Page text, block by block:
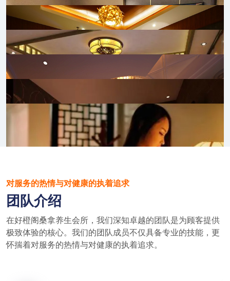
对服务的热情与对健康的执着追求
团队介绍
在好橙阁桑拿养生会所，我们深知卓越的团队是为顾客提供
极致体验的核心。我们的团队成员不仅具备专业的技能，更
怀揣着对服务的热情与对健康的执着追求。